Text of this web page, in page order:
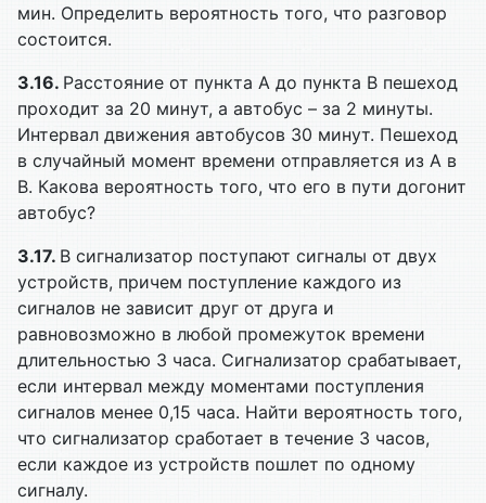
мин. Определить вероятность того, что разговор
состоится.
3.16. Расстояние от пункта A до пункта B пешеход
проходит за 20 минут, а автобус – за 2 минуты.
Интервал движения автобусов 30 минут. Пешеход
в случайный момент времени отправляется из A в
B. Какова вероятность того, что его в пути догонит
автобус?
3.17. В сигнализатор поступают сигналы от двух
устройств, причем поступление каждого из
сигналов не зависит друг от друга и
равновозможно в любой промежуток времени
длительностью 3 часа. Сигнализатор срабатывает,
еcли интервал между моментами поступления
сигналов менее 0,15 часа. Найти вероятность того,
что сигнализатор сработает в течение 3 часов,
если каждое из устройств пошлет по одному
сигналу.